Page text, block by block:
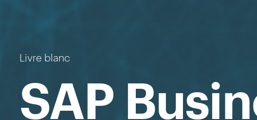
Livre blanc
SAP